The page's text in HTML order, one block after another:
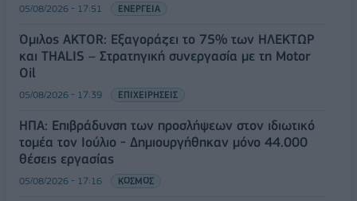
05/08/2026 - 17:51 ΕΝΕΡΓΕΙΑ
Όμιλος AKTOR: Εξαγοράζει το 75% των ΗΛΕΚΤΩΡ
και THALIS – Στρατηγική συνεργασία με τη Motor
Oil
05/08/2026 - 17:39 ΕΠΙΧΕΙΡΗΣΕΙΣ
ΗΠΑ: Επιβράδυνση των προσλήψεων στον ιδιωτικό
τομέα τον Ιούλιο - Δημιουργήθηκαν μόνο 44.000
θέσεις εργασίας
05/08/2026 - 17:16 ΚΟΣΜΟΣ